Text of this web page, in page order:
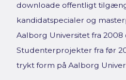
downloade offentligt
kandidatspecialer og
Aalborg Universitet fra 2008
Studenterprojekter fra før
trykt form på Aalborg